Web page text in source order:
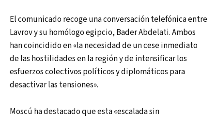
El comunicado recoge una conversación telefónica entre
Lavrov y su homólogo egipcio, Bader Abdelati. Ambos
han coincidido en «la necesidad de un cese inmediato
de las hostilidades en la región y de intensificar los
esfuerzos colectivos políticos y diplomáticos para
desactivar las tensiones».
Moscú ha destacado que esta «escalada sin